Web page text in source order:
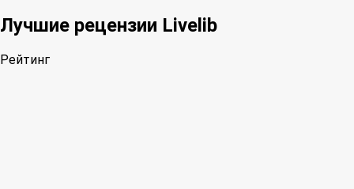
Лучшие рецензии Livelib
Рейтинг